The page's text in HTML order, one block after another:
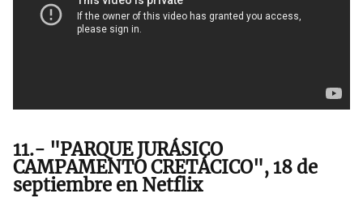
11.- "PARQUE JURÁSICO
CAMPAMENTO CRETÁCICO", 18 de
septiembre en Netflix